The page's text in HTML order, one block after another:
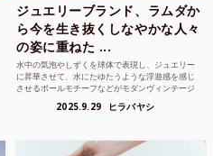
ジュエリーブランド、ラムダか
ら今を生き抜くしなやかな人々
の姿に重ねた ...
水中の気泡やしずくを球体で表現し、ジュエリー
に昇華させて、水にたゆたうような浮遊感を感じ
させるボールモチーフなどがモダンヴィンテージ
2025.9.29 ヒラバヤシ